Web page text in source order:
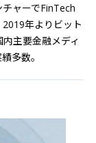
ャーでFinTech
年よりビット
主要金融メディ
多数。